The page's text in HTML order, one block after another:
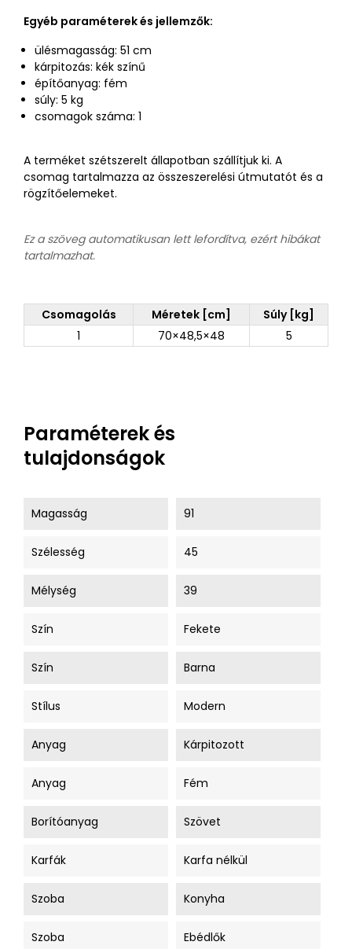
Egyéb paraméterek és jellemzők:
ülésmagasság: 51 cm
kárpitozás: kék színű
építőanyag: fém
súly: 5 kg
csomagok száma: 1
A terméket szétszerelt állapotban szállítjuk ki. A
csomag tartalmazza az összeszerelési útmutatót és a
rögzítőelemeket.
Ez a szöveg automatikusan lett lefordítva, ezért hibákat
tartalmazhat.
Csomagolás Méretek [cm]
Súly [kg]
1
70×48,5×48 5
Paraméterek és
tulajdonságok
Magasság 91
Szélesség 45
Mélység 39
Szín Fekete
Szín Barna
Stílus Modern
Anyag Kárpitozott
Anyag Fém
Borítóanyag Szövet
Karfák Karfa nélkül
Szoba Konyha
Szoba Ebédlők